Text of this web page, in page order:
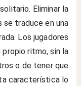
Eliminar la
traduce en una
Los jugadores
ritmo, sin la
o de tener que
característica lo